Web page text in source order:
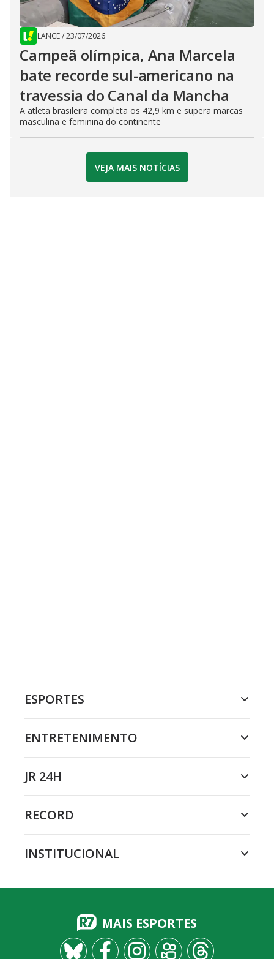
LANCE/23/07/2026
Campeã olímpica, Ana Marcela
bate recorde sul-americano na
travessia do Canal da Mancha
A atleta brasileira completa os 42,9 km e supera marcas
masculina e feminina do continente
VEJA MAIS NOTÍCIAS
ESPORTES
ENTRETENIMENTO
JR 24H
RECORD
INSTITUCIONAL
MAIS ESPORTES